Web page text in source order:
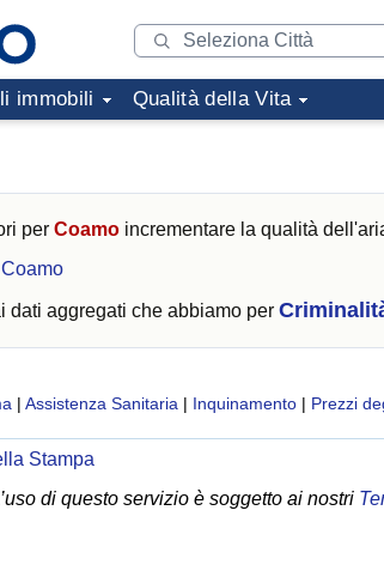
immobili Qualità della Vita
per Coamo incrementare la qualità
dati aggregati che abbiamo per
| Assistenza Sanitaria | Inquinamento | Prezzi
Stampa
di questo servizio è soggetto ai nostri